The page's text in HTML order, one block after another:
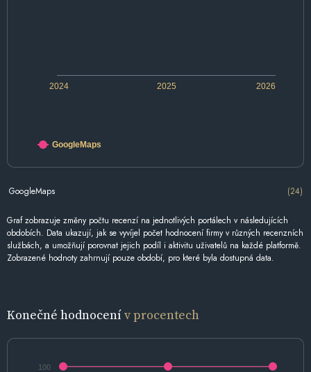
2024 2025 2026
GoogleMaps
GoogleMaps (24)
Graf zobrazuje změny počtu recenzí na jednotlivých portálech v následujících
obdobích. Data ukazují, jak se vyvíjel počet hodnocení firmy v různých recenzních
službách, a umožňují porovnat jejich podíl i aktivitu uživatelů na každé platformě.
Zobrazené hodnoty zahrnují pouze období, pro které byla dostupná data.
Konečné hodnocenív procentech
100